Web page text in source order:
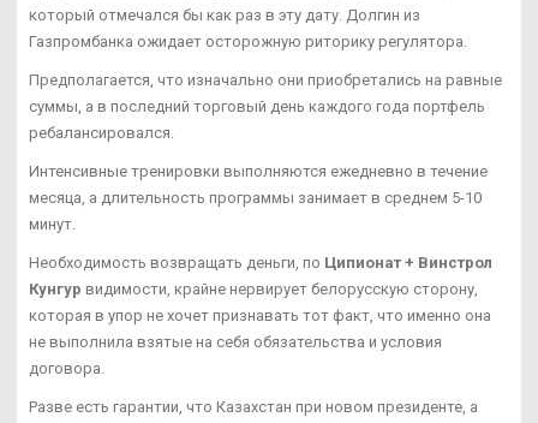
который отмечался бы как раз в эту дату. Долгин из
Газпромбанка ожидает осторожную риторику регулятора.
Предполагается, что изначально они приобретались на равные
суммы, а в последний торговый день каждого года портфель
ребалансировался.
Интенсивные тренировки выполняются ежедневно в течение
месяца, а длительность программы занимает в среднем 5-10
минут.
Необходимость возвращать деньги, по Ципионат + Винстрол
Кунгур видимости, крайне нервирует белорусскую сторону,
которая в упор не хочет признавать тот факт, что именно она
не выполнила взятые на себя обязательства и условия
договора.
Разве есть гарантии, что Казахстан при новом президенте, а